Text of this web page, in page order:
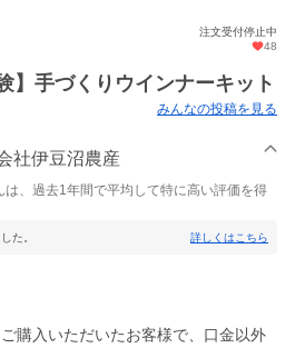
注文受付停止中
48
】手づくりウインナーキット
みんなの投稿を見る
社伊豆沼農産
は、過去1年間で平均して特に高い評価を得
た。 詳しくはこちら
購入いただいたお客様で、口金以外